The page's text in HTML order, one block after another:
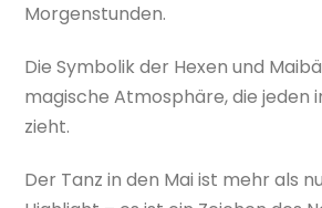
Morgenstunden.
Die Symbolik der Hexen und
magische Atmosphäre, die jeden
zieht.
Der Tanz in den Mai ist mehr als